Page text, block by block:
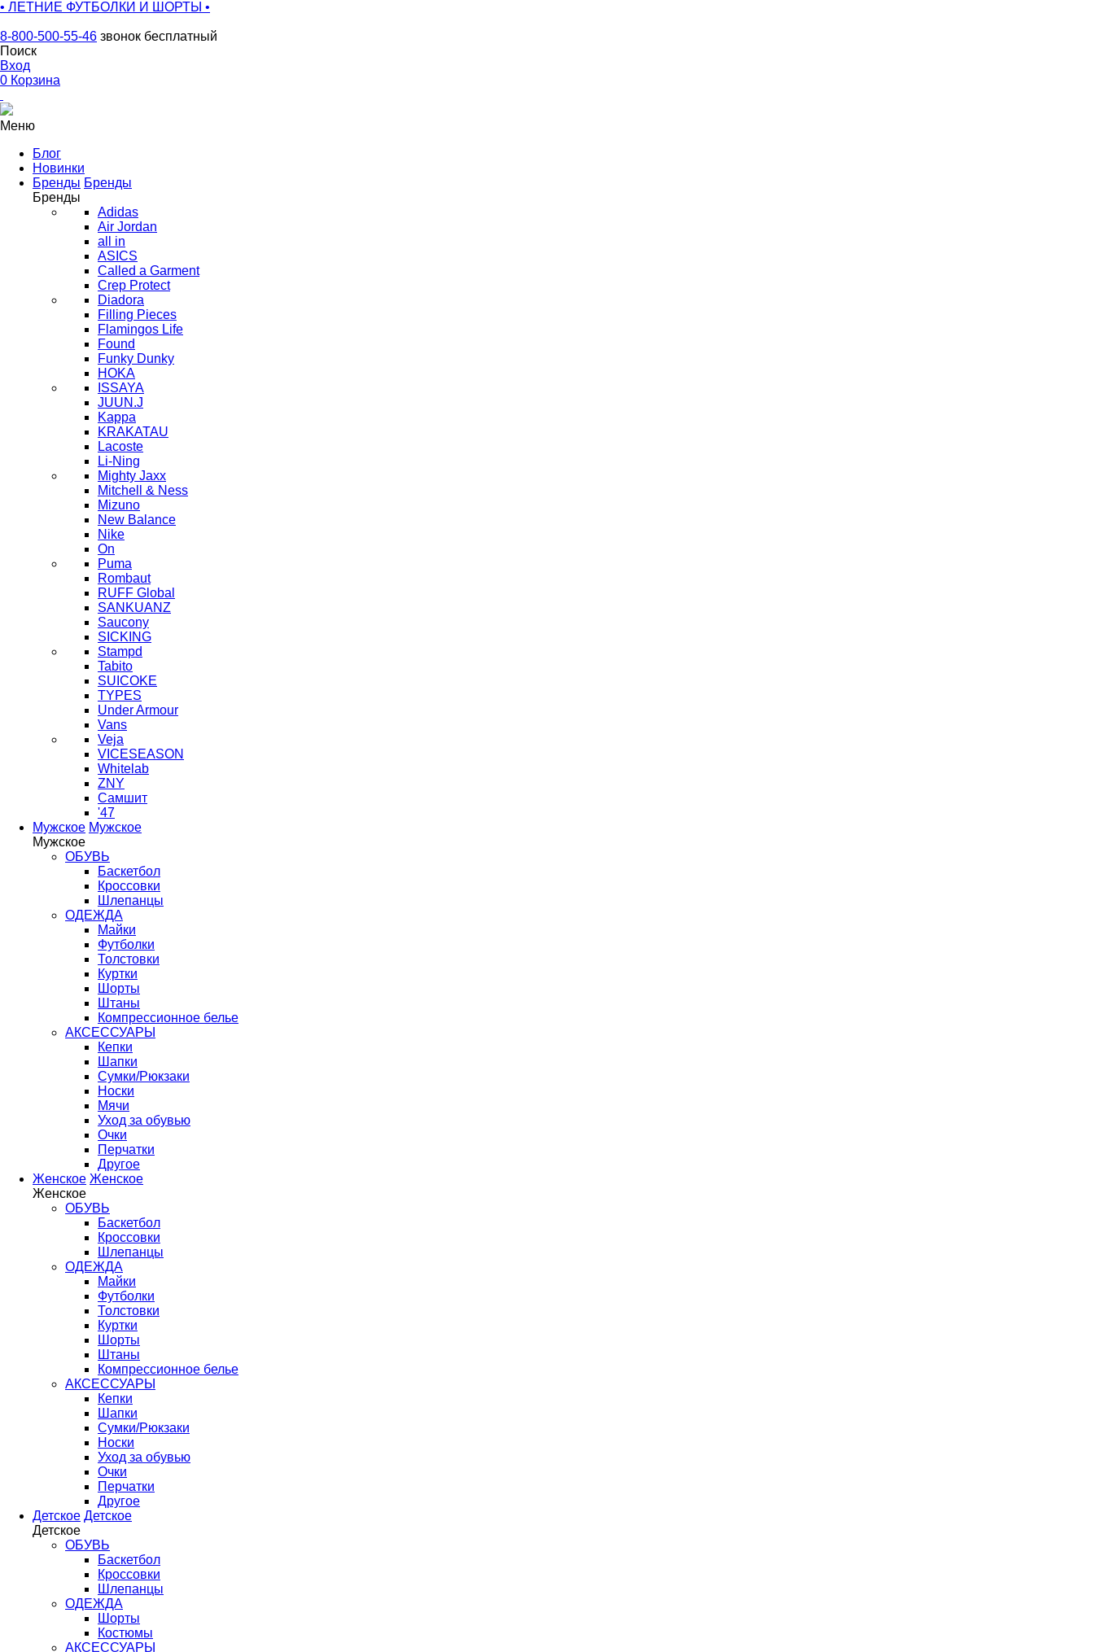
• ЛЕТНИЕ ФУТБОЛКИ И ШОРТЫ •
8-800-500-55-46 звонок бесплатный
Поиск
Вход
0 Корзина
Меню
Блог
Новинки
Бренды Бренды
Бренды
Adidas
Air Jordan
all in
ASICS
Called a Garment
Crep Protect
Diadora
Filling Pieces
Flamingos Life
Found
Funky Dunky
HOKA
ISSAYA
JUUN.J
Kappa
KRAKATAU
Lacoste
Li-Ning
Mighty Jaxx
Mitchell & Ness
Mizuno
New Balance
Nike
On
Puma
Rombaut
RUFF Global
SANKUANZ
Saucony
SICKING
Stampd
Tabito
SUICOKE
TYPES
Under Armour
Vans
Veja
VICESEASON
Whitelab
ZNY
Самшит
'47
Мужское Мужское
Мужское
ОБУВЬ
Баскетбол
Кроссовки
Шлепанцы
ОДЕЖДА
Майки
Футболки
Толстовки
Куртки
Шорты
Штаны
Компрессионное белье
АКСЕССУАРЫ
Кепки
Шапки
Сумки/Рюкзаки
Носки
Мячи
Уход за обувью
Очки
Перчатки
Другое
Женское Женское
Женское
ОБУВЬ
Баскетбол
Кроссовки
Шлепанцы
ОДЕЖДА
Майки
Футболки
Толстовки
Куртки
Шорты
Штаны
Компрессионное белье
АКСЕССУАРЫ
Кепки
Шапки
Сумки/Рюкзаки
Носки
Уход за обувью
Очки
Перчатки
Другое
Детское Детское
Детское
ОБУВЬ
Баскетбол
Кроссовки
Шлепанцы
ОДЕЖДА
Шорты
Костюмы
АКСЕССУАРЫ